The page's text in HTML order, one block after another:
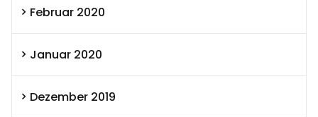
Februar 2020
Januar 2020
Dezember 2019